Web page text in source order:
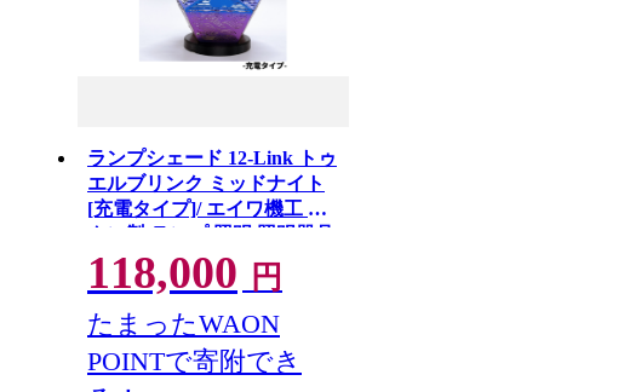
ランプシェード 12-Link トゥ
エルブリンク ミッドナイト
[充電タイプ]/ エイワ機工 チ
タン製 ランプ 照明 照明器具
明かり 信州 長野県 諏訪市 諏
訪 諏訪湖 [68-03]
118,000 円
たまったWAON
POINTで寄附でき